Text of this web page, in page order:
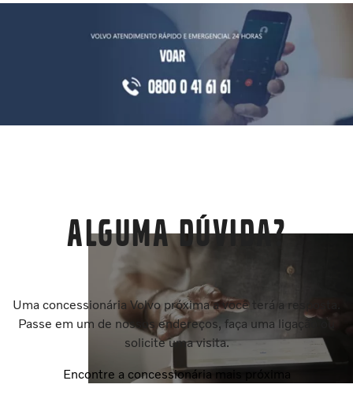
Alguma dúvida?
Uma concessionária Volvo próxima a você terá a resposta.
Passe em um de nossos endereços, faça uma ligação ou
solicite uma visita.
Encontre a concessionária mais próxima